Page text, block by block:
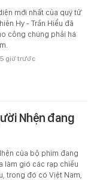
mới nhất của quý tử
Hy - Trần Hiểu đã
công chúng phải há
5 giờ trước
Nhện đang
của bộ phim đang
làm gió các rạp chiếu
trong đó có Việt Nam,